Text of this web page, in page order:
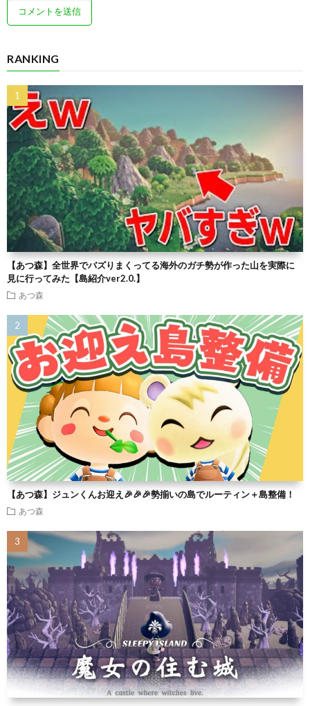
RANKING
【あつ森】全世界でバズりまくってる海外のガチ勢が作った山を実際に
見に行ってみた【島紹介ver2.0.】
あつ森
【あつ森】ジュンくんお迎え🎉🎉🎉勢揃いの島でルーティン＋島整備！
あつ森